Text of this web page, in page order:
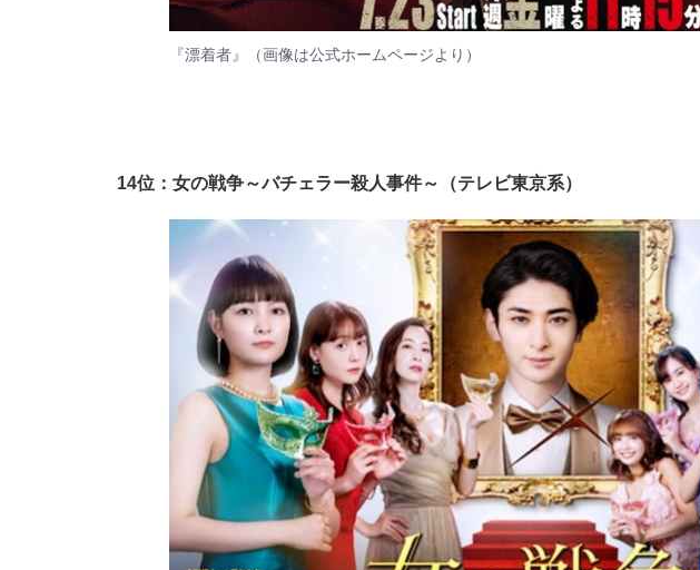
『漂着者』（画像は公式ホームページより）
14位：女の戦争～バチェラー殺人事件～（テレビ東京系）